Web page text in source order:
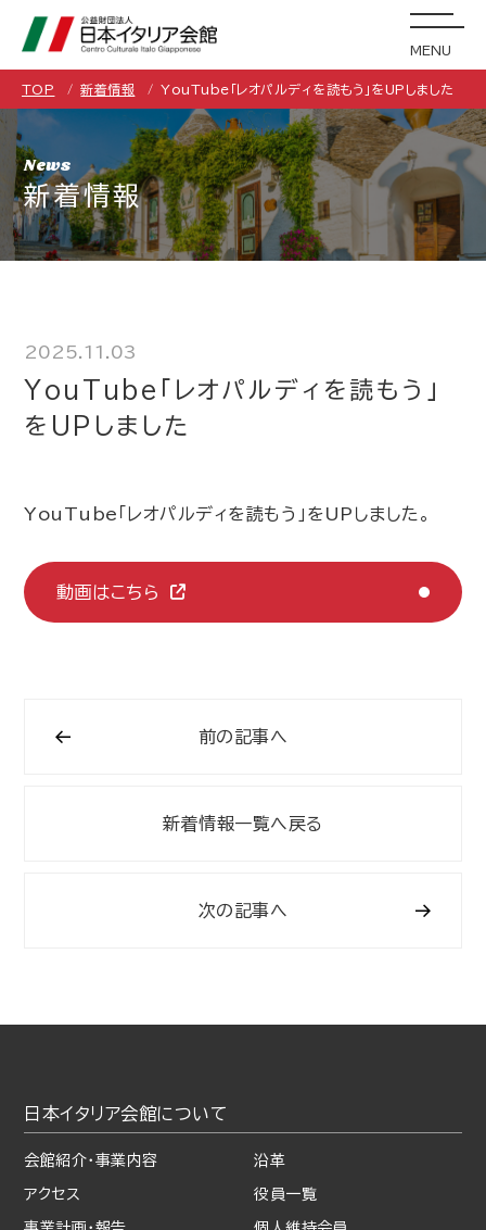
MENU
TOP 新着情報 YouTube「レオパルディを読もう」をUPしました
News
新着情報
2025.11.03
YouTube「レオパルディを読もう」
をUPしました
YouTube「レオパルディを読もう」をUPしました。
動画はこちら
前の記事へ
新着情報一覧へ戻る
次の記事へ
日本イタリア会館について
会館紹介・事業内容 沿革
アクセス 役員一覧